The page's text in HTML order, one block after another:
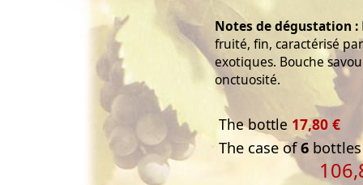
Notes de dégustation :
fruité, fin, caractérisé
exotiques. Bouche
onctuosité.
The bottle 17,80 €
The case of6